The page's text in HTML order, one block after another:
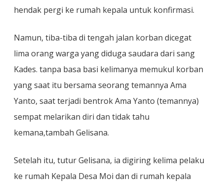
hendak pergi ke rumah kepala untuk konfirmasi.
Namun, tiba-tiba di tengah jalan korban dicegat
lima orang warga yang diduga saudara dari sang
Kades. tanpa basa basi kelimanya memukul korban
yang saat itu bersama seorang temannya Ama
Yanto, saat terjadi bentrok Ama Yanto (temannya)
sempat melarikan diri dan tidak tahu
kemana,tambah Gelisana.
Setelah itu, tutur Gelisana, ia digiring kelima pelaku
ke rumah Kepala Desa Moi dan di rumah kepala